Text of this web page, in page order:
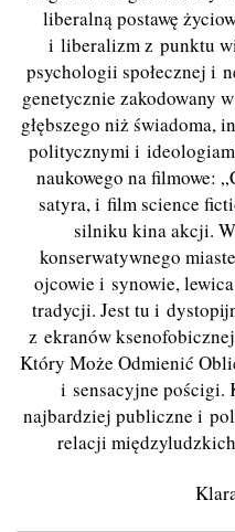
liberalną postawę
i liberalizm z punktu
psychologii społecznej i
genetycznie zakodowany
głębszego niż świadoma,
politycznymi i
naukowego na filmowe:
satyra, i film science
silniku kina akcji.
konserwatywnego
ojcowie i synowie,
tradycji. Jest tu i
z ekranów
Który Może Odmienić
i sensacyjne pościgi.
najbardziej publiczne i
relacji